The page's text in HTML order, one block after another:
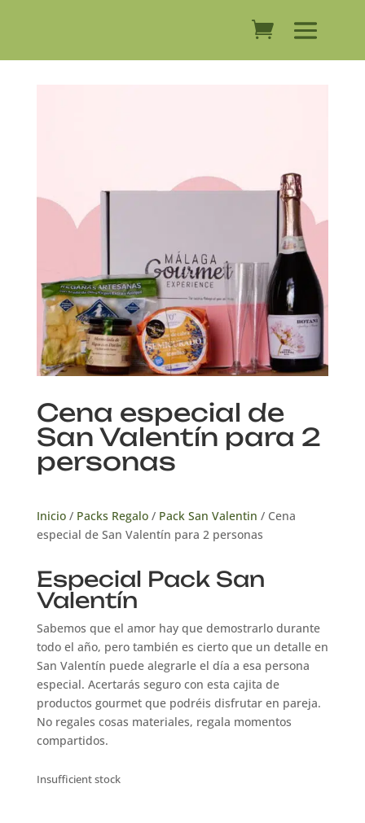
Cena especial de
San Valentín para 2
personas
Inicio/ Packs Regalo/ Pack San Valentin / Cena
especial de San Valentín para 2 personas
Especial Pack San
Valentín
Sabemos que el amor hay que demostrarlo durante
todo el año, pero también es cierto que un detalle en
San Valentín puede alegrarle el día a esa persona
especial. Acertarás seguro con esta cajita de
productos gourmet que podréis disfrutar en pareja.
No regales cosas materiales, regala momentos
compartidos.
Insufficient stock